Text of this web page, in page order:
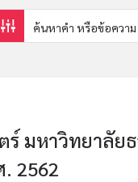
มหาวิทยาลัย
2562